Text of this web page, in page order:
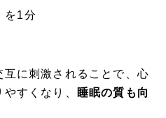
を1分
に刺激されることで、心
すくなり、
睡眠の質も向